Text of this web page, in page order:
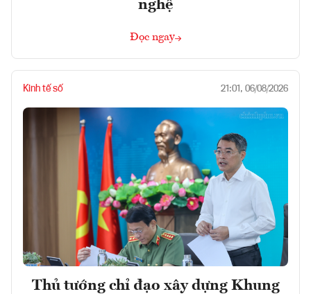
nghệ
Đọc ngay
Kinh tế số 21:01, 06/08/2026
Thủ tướng chỉ đạo xây dựng Khung